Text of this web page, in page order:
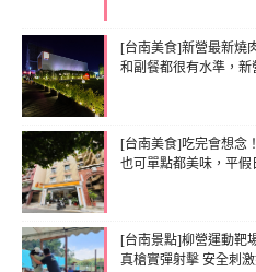
[台南美食]新營最新燒
和副餐都很有水準，
[台南美食]吃完會想念
也可單點都美味，平
[台南景點]柳營運動靶
真槍實彈射擊 安全刺